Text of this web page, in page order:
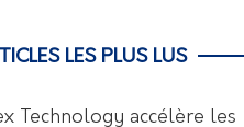
LES PLUS LUS
Technology accélère les